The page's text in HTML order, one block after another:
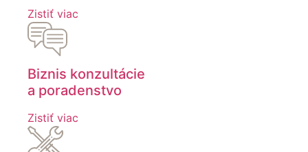
Zistiť viac
Biznis konzultácie
a poradenstvo
Zistiť viac